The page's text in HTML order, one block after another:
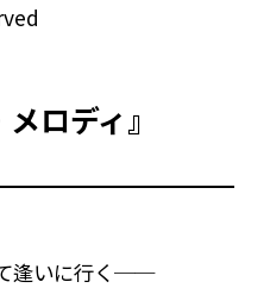
メロディ』
逢いに行く──